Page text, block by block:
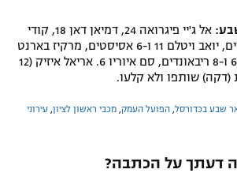
אל ג'יי פיגרואה 24, דמיאן דאן 18, קודי
דמפס 12 ו-7 ריבאונדים, יואב ויטלם 11 ו-6 אסיסטים, מרקיז בארנט
7, טי ג'יי ביקרסטאף 6 ו-8 ריבאונדים, סם איוריו 6. אריאל איזיק (12
(דקה) שותפו ולא קלעו.
שבע בכדורסל, הפועל העמק, מכבי ראשון לציון, עירוני
דעתך על הכתבה?